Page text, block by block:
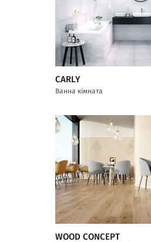
CARLY
Ванна кімната
WOOD CONCEPT